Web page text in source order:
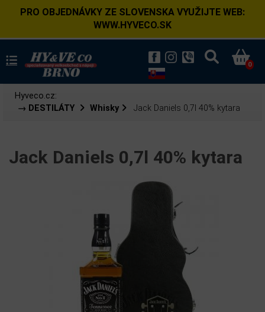
PRO OBJEDNÁVKY ZE SLOVENSKA VYUŽIJTE WEB:
WWW.HYVECO.SK
0
Hyveco.cz:
→ DESTILÁTY
Whisky Jack Daniels 0,7l 40% kytara
Jack Daniels 0,7l 40% kytara